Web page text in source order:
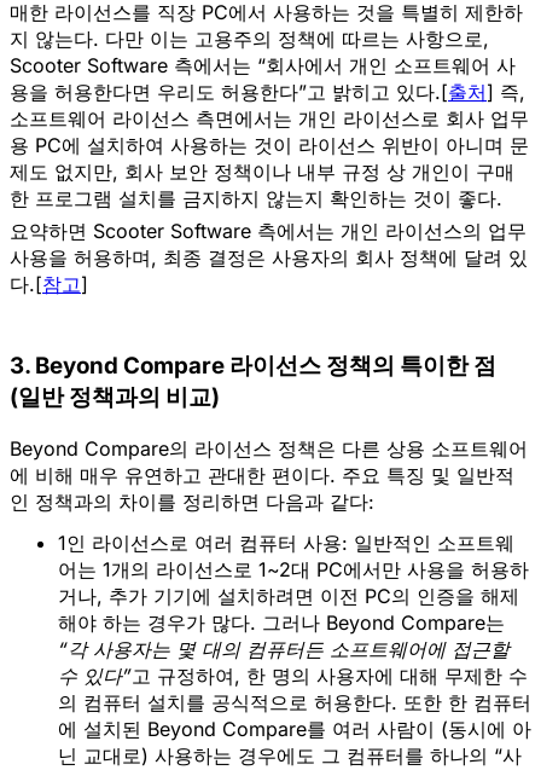
매한 라이선스를 직장 PC에서 사용하는 것을 특별히 제한하
지 않는다. 다만 이는 고용주의 정책에 따르는 사항으로,
Scooter Software 측에서는 “회사에서 개인 소프트웨어 사
용을 허용한다면 우리도 허용한다”고 밝히고 있다.[출처] 즉,
소프트웨어 라이선스 측면에서는 개인 라이선스로 회사 업무
용 PC에 설치하여 사용하는 것이 라이선스 위반이 아니며 문
제도 없지만, 회사 보안 정책이나 내부 규정 상 개인이 구매
한 프로그램 설치를 금지하지 않는지 확인하는 것이 좋다.
요약하면 Scooter Software 측에서는 개인 라이선스의 업무
사용을 허용하며, 최종 결정은 사용자의 회사 정책에 달려 있
다.[참고]
3. Beyond Compare 라이선스 정책의 특이한 점
(일반 정책과의 비교)
Beyond Compare의 라이선스 정책은 다른 상용 소프트웨어
에 비해 매우 유연하고 관대한 편이다. 주요 특징 및 일반적
인 정책과의 차이를 정리하면 다음과 같다:
1인 라이선스로 여러 컴퓨터 사용: 일반적인 소프트웨
어는 1개의 라이선스로 1~2대 PC에서만 사용을 허용하
거나, 추가 기기에 설치하려면 이전 PC의 인증을 해제
“각 사용자는 몇 대의 컴퓨터든 소프트웨어에 접근할
수 있다”고 규정하여, 한 명의 사용자에 대해 무제한 수
의 컴퓨터 설치를 공식적으로 허용한다. 또한 한 컴퓨터
에 설치된 Beyond Compare를 여러 사람이 (동시에 아
닌 교대로) 사용하는 경우에도 그 컴퓨터를 하나의 “사